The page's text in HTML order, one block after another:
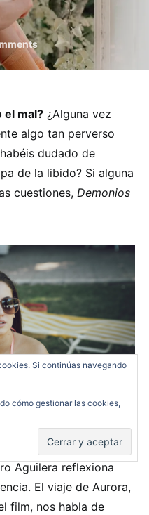
el mal? ¿Alguna vez
algo tan perverso
dudado de
de la libido? Si alguna
cuestiones, Demonios
Aguilera reflexiona
El viaje de Aurora,
film, nos habla de
Si continúas navegando
cómo gestionar las cookies,